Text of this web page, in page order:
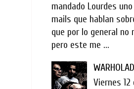
mandado Lourdes
mails que hablan
que por lo general no
pero este me ...
Viernes